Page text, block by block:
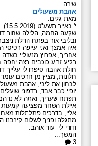
שירה
אהבת משעולים
מאת גלים.
י' באייר תשע"ט (15.5.2019)
שקעה החמה, הלילה שחור
ובליבי אור בפתח הדלת
איה אמצך ואני עייפה רסיסי
אחריך, אפרוץ מנעוליי
רקיע זרוע כוכבים רצה יחפה
חולת אהבה סיפרו לי עלייך
חלונות, מציץ מן חרכים
לבחון את ליבי, אהבת
יופיי כבר אבד, רדפוני
תפתח שעריך, ואתה לא
איילת השחר מפציעה קמעות
אליי, בדרכים פתלתלות
מתגלה ופניך לשלום קירבנו
ודודי לי- עוד אוהב.
המשך...
3